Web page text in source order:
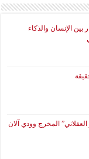
بين الإنسان والذكاء
المخرج وودي آلان